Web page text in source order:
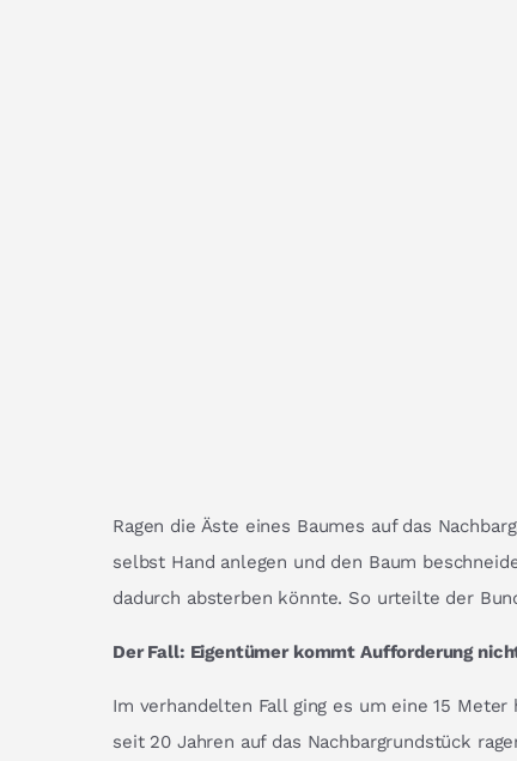
Ragen die Äste eines Baumes auf das
selbst Hand anlegen und den Baum
dadurch absterben könnte. So urteilte der
Der Fall: Eigentümer kommt Aufforderung
Im verhandelten Fall ging es um eine 15
seit 20 Jahren auf das Nachbargrundstück